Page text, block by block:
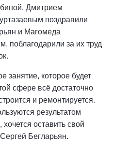
Дмитрием
поздравили
и Магомеда
поблагодарили за их труд
занятие, которое будет
сфере всё достаточно
и ремонтируется.
результатом
оставить свой
Бегларьян.